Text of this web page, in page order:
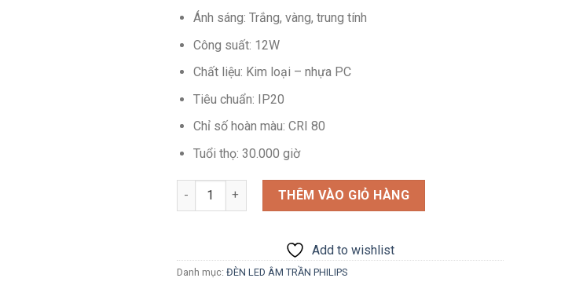
Ánh sáng: Trắng, vàng, trung tính
Công suất: 12W
Chất liệu: Kim loại – nhựa PC
Tiêu chuẩn: IP20
Chỉ số hoàn màu: CRI 80
Tuổi thọ: 30.000 giờ
Số lượng THÊM VÀO GIỎ HÀNG
Add to wishlist
Danh mục: ĐÈN LED ÂM TRẦN PHILIPS